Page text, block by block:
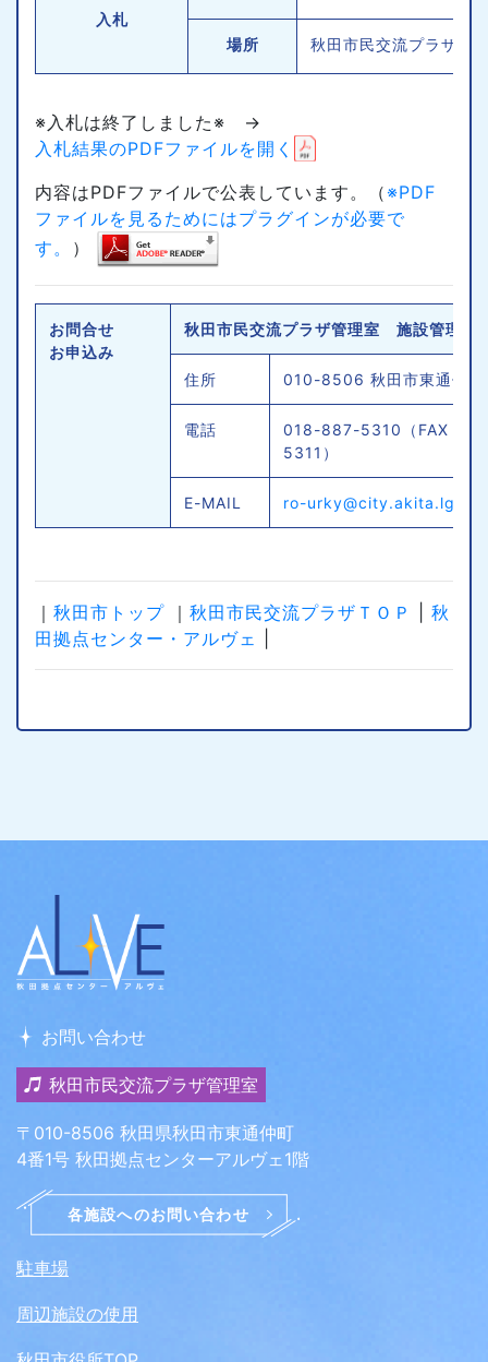
入札
場所 秋田市民交流プラザ１
※入札は終了しました※ →
入札結果のPDFファイルを開く
内容はPDFファイルで公表しています。（※PDF
ファイルを見るためにはプラグインが必要で
す。 ）
お問合せ
お申込み
秋田市民交流プラザ管理室 施設管理担
住所 010-8506 秋田市東通仲町
電話
018-887-5310（FAX
5311）
E-MAIL ro-urky@city.akita.lg.jp
｜ 秋田市トップ ｜ 秋田市民交流プラザＴＯＰ
秋
田拠点センター・アルヴェ
お問い合わせ
秋田市民交流プラザ管理室
〒010-8506 秋田県秋田市東通仲町
4番1号 秋田拠点センターアルヴェ1階
駐車場
周辺施設の使用